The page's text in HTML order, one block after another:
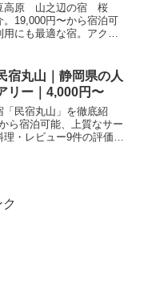
高原 山之辺の宿 桜
。19,000円〜から宿泊可
にも最適な宿。アクセ
宿丸山｜静岡県の人
リー｜4,000円〜
「民宿丸山」を徹底紹
ら宿泊可能、上質なサー
・レビュー9件の評価を